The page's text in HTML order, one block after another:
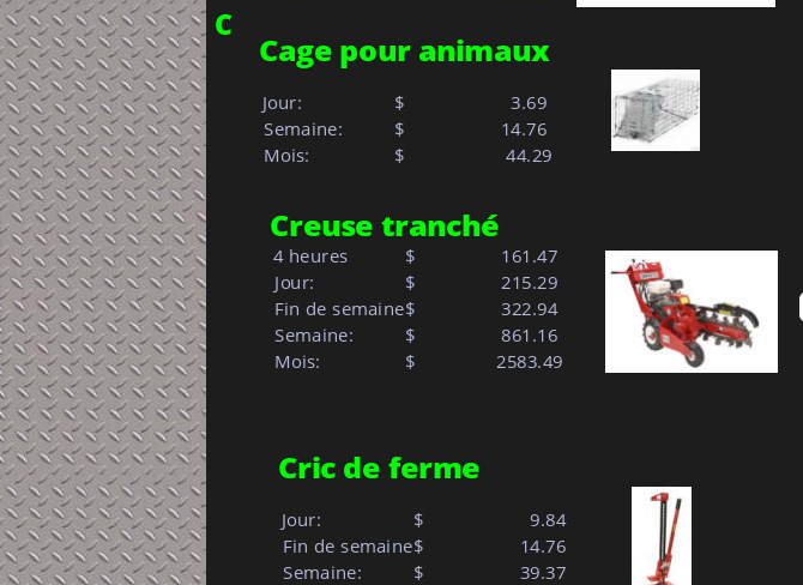
C
Cage pour animaux
Jour: $
     3.69
Semaine:
$
   14.76
Mois:
$
             44.29
Cric de ferme
Jour: $
     9.84
Fin de semaine$
   14.76
Semaine:
$
   39.37
Creuse tranché
4 heures $
161.47
Jour:
$
215.29
Fin de semaine$
322.94
Semaine:
$
861.16
Mois:
$
         2583.49